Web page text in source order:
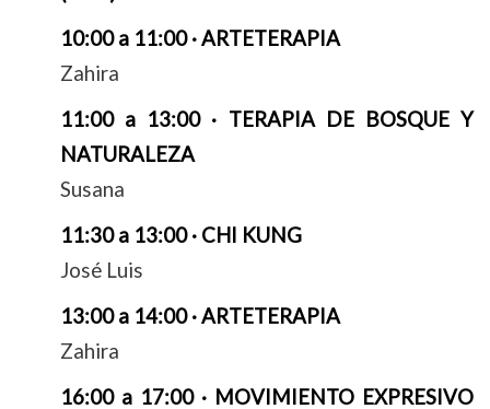
10:00 a 11:00 · ARTETERAPIA
Zahira
11:00 a 13:00 · TERAPIA DE BOSQUE Y
NATURALEZA
Susana
11:30 a 13:00 · CHI KUNG
José Luis
13:00 a 14:00 · ARTETERAPIA
Zahira
16:00 a 17:00 · MOVIMIENTO EXPRESIVO